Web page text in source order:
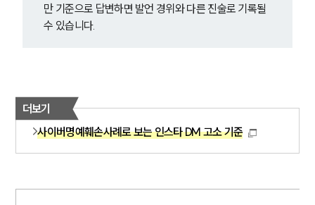
만 기준으로 답변하면 발언 경위와 다른 진술로 기록될
수 있습니다.
더보기
사이버명예훼손사례로 보는 인스타 DM 고소 기준